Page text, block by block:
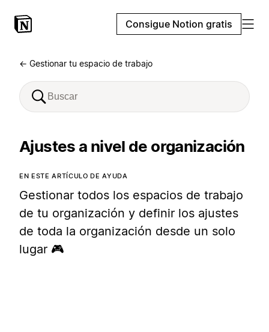
Consigue Notion gratis
← Gestionar tu espacio de trabajo
Ajustes a nivel de organización
EN ESTE ARTÍCULO DE AYUDA
Gestionar todos los espacios de trabajo
de tu organización y definir los ajustes
de toda la organización desde un solo
lugar 🎮